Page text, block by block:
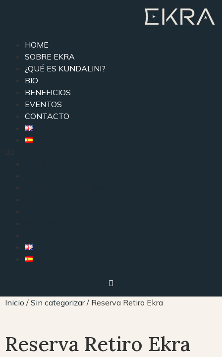
HOME
SOBRE EKRA
¿QUÉ ES KUNDALINI?
BIO
BENEFICIOS
EVENTOS
CONTACTO
Inicio / Sin categorizar/ Reserva Retiro Ekra
Reserva Retiro Ekra